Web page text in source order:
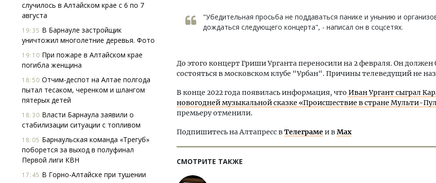
случилось в Алтайском крае с 6 по 7
августа
19:35 В Барнауле застройщик
уничтожил многолетние деревья. Фото
19:10 При пожаре в Алтайском крае
погибла женщина
18:50 Отчим-деспот на Алтае полгода
пытал тесаком, черенком и шлангом
пятерых детей
18:30 Власти Барнаула заявили о
стабилизации ситуации с топливом
18:05 Барнаульская команда «Трегуб»
поборется за выход в полуфинал
Первой лиги КВН
17:45 В Горно-Алтайске при тушении
"Убедительная просьба не поддаваться панике и унынию и
дождаться следующего концерта", - написал он в соцсетях.
До этого концерт Гриши Урганта переносили на 2 февраля. Он должен
состояться в московском клубе "Урбан". Причины телеведущий не
В конце 2022 года появилась информация, что Иван Ургант сыграл
новогодней музыкальной сказке «Происшествие в стране Мульти-
премьеру отменили.
Подпишитесь на Алтапресс вТелеграмеи вMax
СМОТРИТЕ ТАКЖЕ